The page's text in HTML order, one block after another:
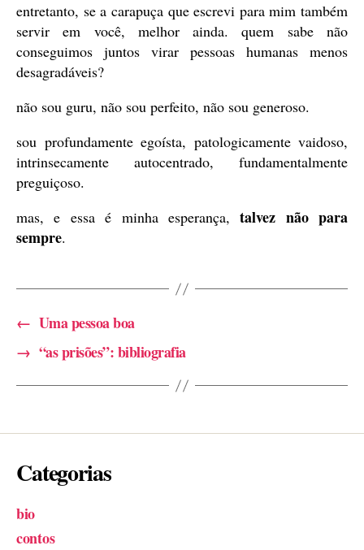
entretanto, se a carapuça que escrevi para mim também
servir em você, melhor ainda. quem sabe não
conseguimos juntos virar pessoas humanas menos
desagradáveis?
não sou guru, não sou perfeito, não sou generoso.
sou profundamente egoísta, patologicamente vaidoso,
intrinsecamente autocentrado, fundamentalmente
preguiçoso.
mas, e essa é minha esperança,talvez não para
sempre.
← Uma pessoa boa
→ “as prisões”: bibliografia
Categorias
bio
contos